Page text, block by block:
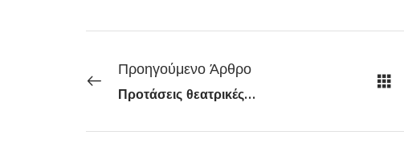
Προηγούμενο Άρθρο
Προτάσεις θεατρικές…